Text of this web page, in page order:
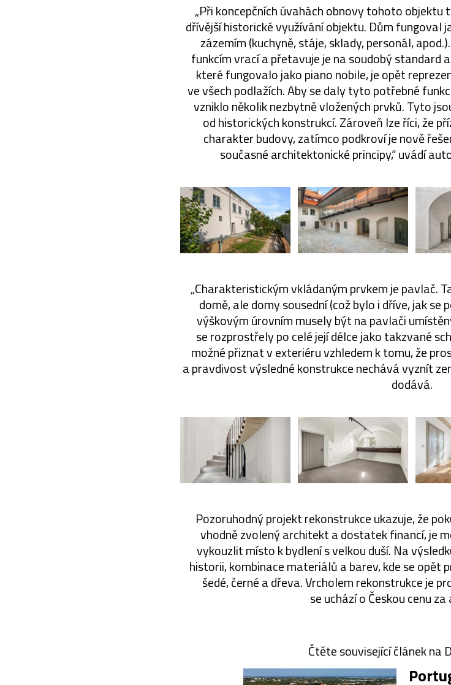
„Při koncepčních úvahách obnovy tohoto
dřívější historické využívání objektu. Dům fungoval
zázemím (kuchyně, stáje, sklady, personál,
funkcím vrací a přetavuje je na soudobý
které fungovalo jako piano nobile, je opět
ve všech podlažích. Aby se daly tyto potřebné
vzniklo několik nezbytně vložených prvků. Tyto
od historických konstrukcí. Zároveň lze říci, že
charakter budovy, zatímco podkroví je nově
současné architektonické principy,“ uvádí
„Charakteristickým vkládaným prvkem je pavlač.
domě, ale domy sousední (což bylo i dříve, jak se
výškovým úrovním musely být na pavlači
se rozprostřely po celé její délce jako takzvané
možné přiznat v exteriéru vzhledem k tomu, že
a pravdivost výsledné konstrukce nechává vyznít
dodává.
Pozoruhodný projekt rekonstrukce ukazuje, že
vhodně zvolený architekt a dostatek financí, je
vykouzlit místo k bydlení s velkou duší. Na
historii, kombinace materiálů a barev, kde se opět
šedé, černé a dřeva. Vrcholem rekonstrukce je
se uchází o Českou cenu
Čtěte související článek na